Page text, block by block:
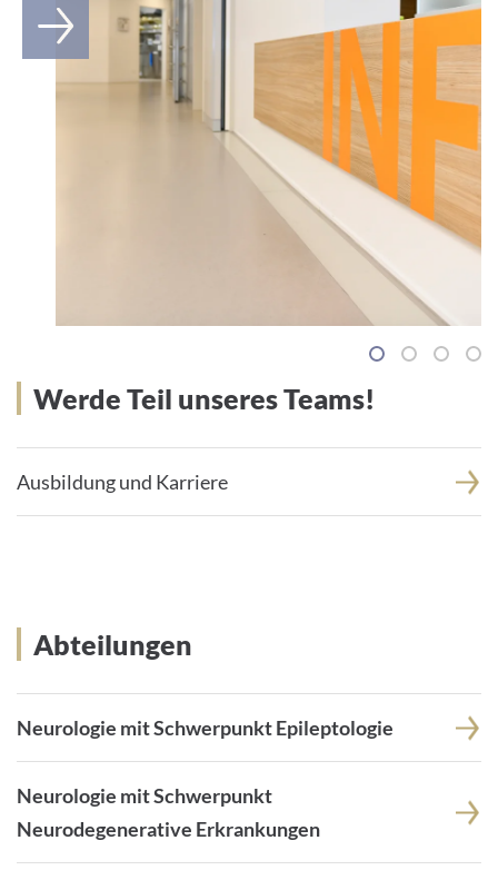
1 2 3 4
Werde Teil unseres Teams!
Ausbildung und Karriere
Abteilungen
Neurologie mit Schwerpunkt Epileptologie
Neurologie mit Schwerpunkt
Neurodegenerative Erkrankungen